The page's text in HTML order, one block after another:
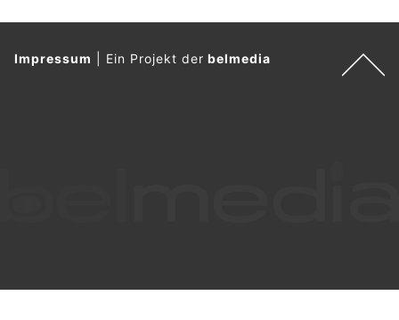
Impressum Ein Projekt derbelmedia